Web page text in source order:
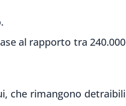
al rapporto tra 240.000
che rimangono detraibili